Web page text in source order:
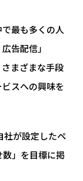
最も多くの人
告配信」
さまざまな手段
スへの興味を
社が設定したペ
」を目標に掲